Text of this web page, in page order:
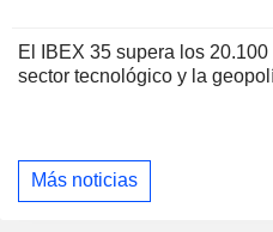
El IBEX 35 supera los
sector tecnológico y la
Más noticias